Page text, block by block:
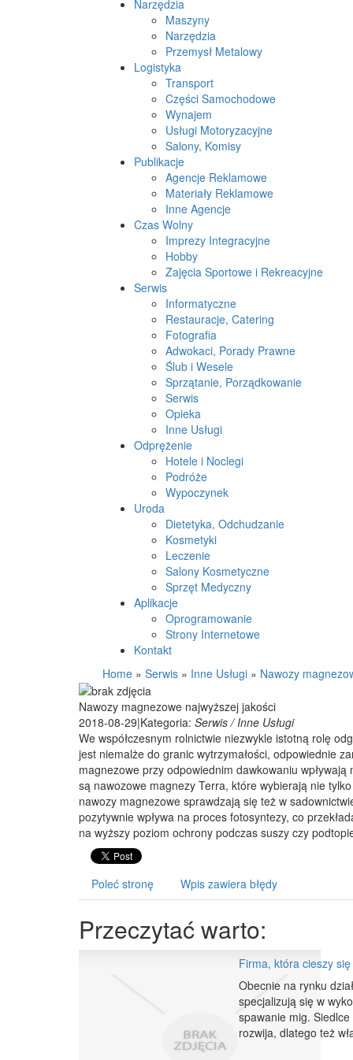
Narzędzia
Maszyny
Narzędzia
Przemysł Metalowy
Logistyka
Transport
Części Samochodowe
Wynajem
Usługi Motoryzacyjne
Salony, Komisy
Publikacje
Agencje Reklamowe
Materiały Reklamowe
Inne Agencje
Czas Wolny
Imprezy Integracyjne
Hobby
Zajęcia Sportowe i Rekreacyjne
Serwis
Informatyczne
Restauracje, Catering
Fotografia
Adwokaci, Porady Prawne
Ślub i Wesele
Sprzątanie, Porządkowanie
Serwis
Opieka
Inne Usługi
Odprężenie
Hotele i Noclegi
Podróże
Wypoczynek
Uroda
Dietetyka, Odchudzanie
Kosmetyki
Leczenie
Salony Kosmetyczne
Sprzęt Medyczny
Aplikacje
Oprogramowanie
Strony Internetowe
Kontakt
Home » Serwis » Inne Usługi » Nawozy
Nawozy magnezowe najwyższej jakości
2018-08-29|Kategoria: Serwis / Inne Usługi
We współczesnym rolnictwie niezwykle istotną rolę
jest niemalże do granic wytrzymałości, odpowiednie
magnezowe przy odpowiednim dawkowaniu
są nawozowe magnezy Terra, które wybierają nie
nawozy magnezowe sprawdzają się też w
pozytywnie wpływa na proces fotosyntezy, co
na wyższy poziom ochrony podczas suszy czy
Poleć stronę Wpis zawiera błędy
Przeczytać warto:
Firma, która cieszy
Obecnie na rynku
specjalizują się w
spawanie mig.
rozwija, dlatego też